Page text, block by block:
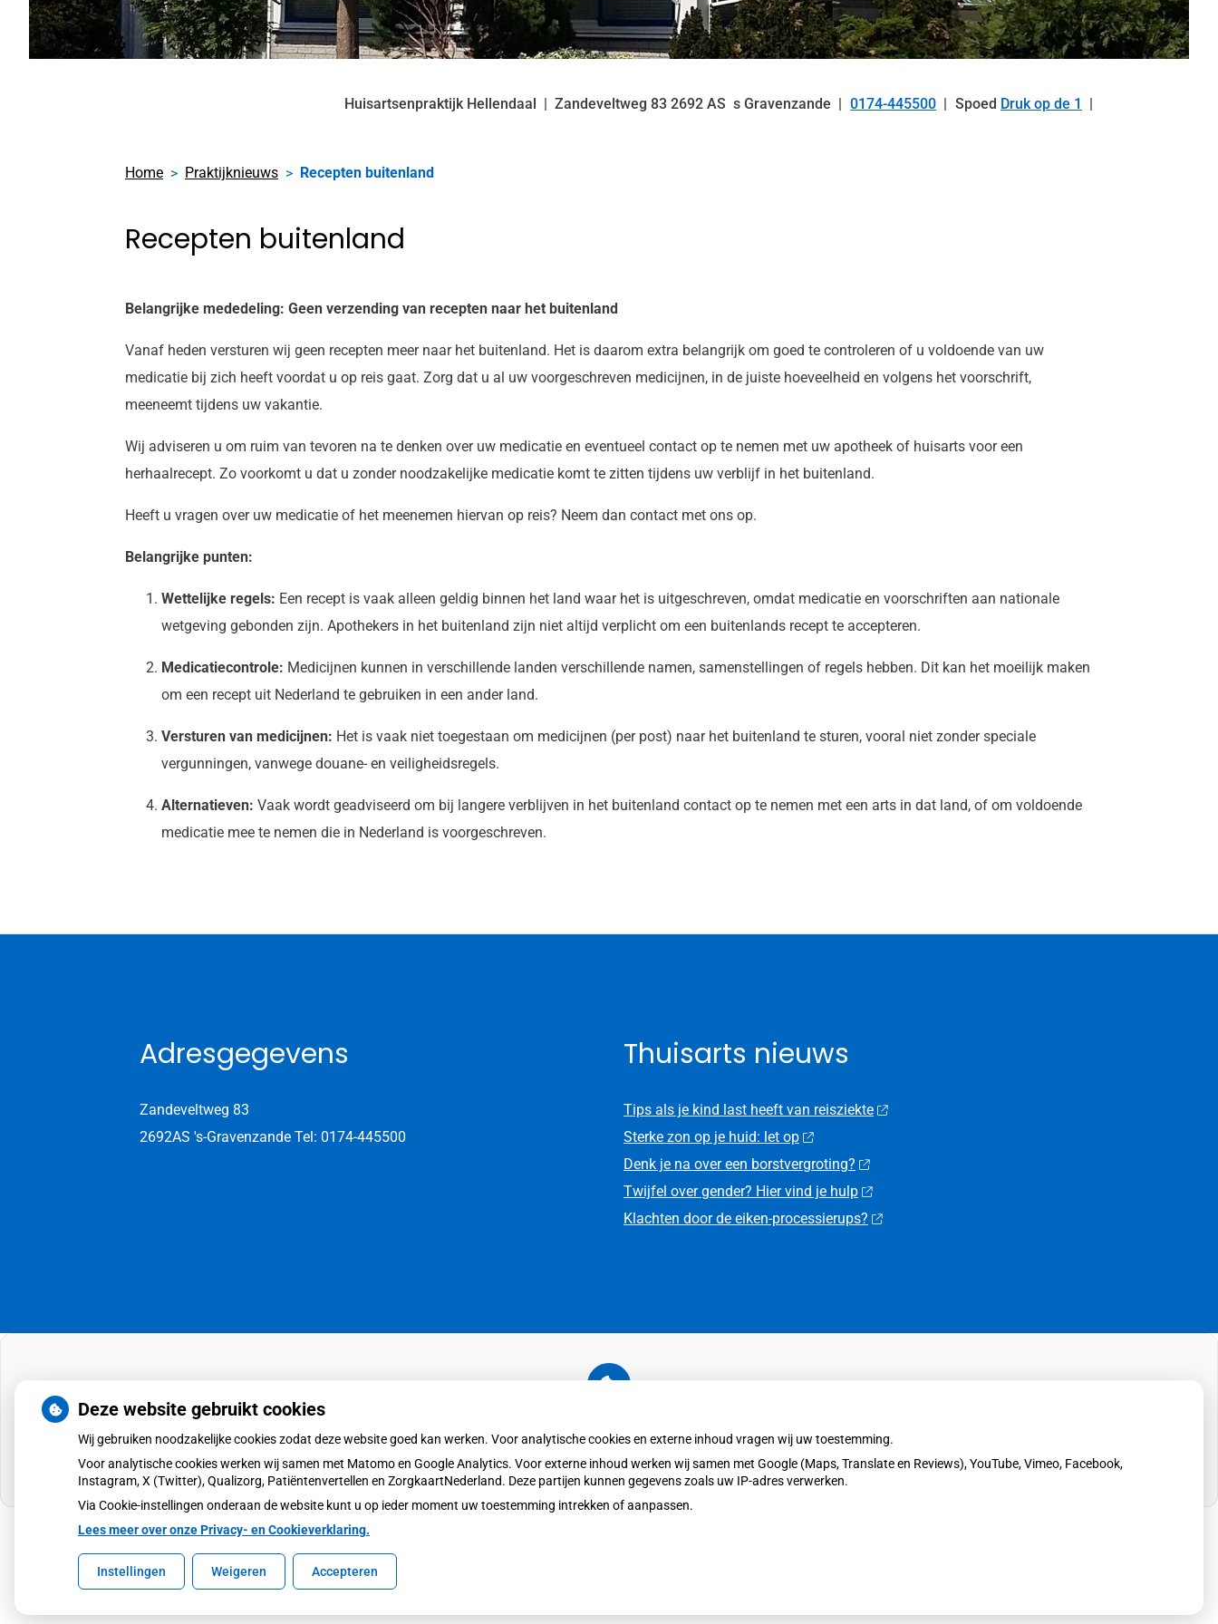
Huisartsenpraktijk Hellendaal Zandeveltweg 83 2692 AS s Gravenzande Tel:
0174-445500 Spoed Druk op de 1
Home Praktijknieuws Recepten buitenland
Recepten buitenland
Belangrijke mededeling: Geen verzending van recepten naar het buitenland
Vanaf heden versturen wij geen recepten meer naar het buitenland. Het is daarom extra belangrijk om goed te controleren of u voldoende van uw
medicatie bij zich heeft voordat u op reis gaat. Zorg dat u al uw voorgeschreven medicijnen, in de juiste hoeveelheid en volgens het voorschrift,
meeneemt tijdens uw vakantie.
Wij adviseren u om ruim van tevoren na te denken over uw medicatie en eventueel contact op te nemen met uw apotheek of huisarts voor een
herhaalrecept. Zo voorkomt u dat u zonder noodzakelijke medicatie komt te zitten tijdens uw verblijf in het buitenland.
Heeft u vragen over uw medicatie of het meenemen hiervan op reis? Neem dan contact met ons op.
Belangrijke punten:
Wettelijke regels: Een recept is vaak alleen geldig binnen het land waar het is uitgeschreven, omdat medicatie en voorschriften aan nationale
wetgeving gebonden zijn. Apothekers in het buitenland zijn niet altijd verplicht om een buitenlands recept te accepteren.
Medicatiecontrole: Medicijnen kunnen in verschillende landen verschillende namen, samenstellingen of regels hebben. Dit kan het moeilijk maken
om een recept uit Nederland te gebruiken in een ander land.
Versturen van medicijnen: Het is vaak niet toegestaan om medicijnen (per post) naar het buitenland te sturen, vooral niet zonder speciale
vergunningen, vanwege douane- en veiligheidsregels.
Alternatieven: Vaak wordt geadviseerd om bij langere verblijven in het buitenland contact op te nemen met een arts in dat land, of om voldoende
medicatie mee te nemen die in Nederland is voorgeschreven.
Adresgegevens
Zandeveltweg 83
2692AS 's-Gravenzande Tel: 0174-445500
Thuisarts nieuws
Tips als je kind last heeft van reisziekte
Sterke zon op je huid: let op
Denk je na over een borstvergroting?
Twijfel over gender? Hier vind je hulp
Klachten door de eiken-processierups?
externe inhoud
die nodig is om dit te zien.
Cookie-instellingen wijzigen
Uw Zorg Online|Beheer
Deze website gebruikt cookies
Wij gebruiken noodzakelijke cookies zodat deze website goed kan werken. Voor analytische cookies en externe inhoud vragen wij uw toestemming.
Voor analytische cookies werken wij samen met Matomo en Google Analytics. Voor externe inhoud werken wij samen met Google (Maps, Translate en Reviews), YouTube, Vimeo, Facebook,
Instagram, X (Twitter), Qualizorg, Patiëntenvertellen en ZorgkaartNederland. Deze partijen kunnen gegevens zoals uw IP-adres verwerken.
Via Cookie-instellingen onderaan de website kunt u op ieder moment uw toestemming intrekken of aanpassen.
Lees meer over onze Privacy- en Cookieverklaring.
Instellingen Weigeren Accepteren